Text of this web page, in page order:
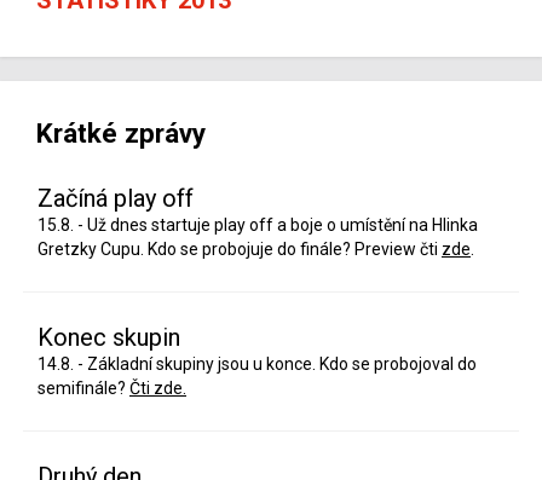
Krátké zprávy
Začíná play off
15.8. - Už dnes startuje play off a boje o umístění na Hlinka
Gretzky Cupu. Kdo se probojuje do finále? Preview čti zde
Konec skupin
14.8. - Základní skupiny jsou u konce. Kdo se probojoval do
semifinále? Čti zde.